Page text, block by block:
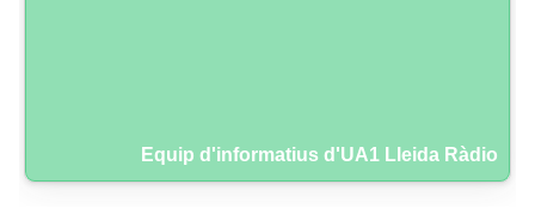
Equip d'informatius d'UA1 Lleida Ràdio